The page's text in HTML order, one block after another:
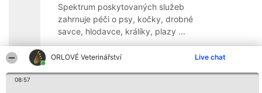
ORLOVÉ Veterinářství Live chat
08:57
Spektrum poskytovaných služeb
zahrnuje péči o psy, kočky, drobné
savce, hlodavce, králíky, plazy ...